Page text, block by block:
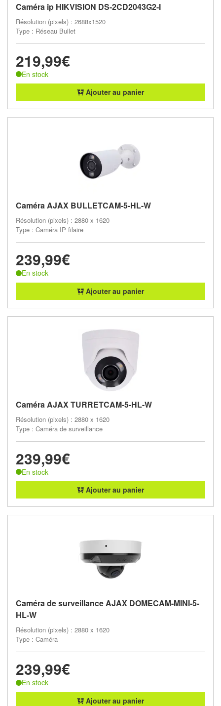
Caméra ip HIKVISION DS-2CD2043G2-I
Résolution (pixels) : 2688x1520
Type : Réseau Bullet
219,99€
En stock
Ajouter au panier
Caméra AJAX BULLETCAM-5-HL-W
Résolution (pixels) : 2880 x 1620
Type : Caméra IP filaire
239,99€
En stock
Ajouter au panier
Caméra AJAX TURRETCAM-5-HL-W
Résolution (pixels) : 2880 x 1620
Type : Caméra de surveillance
239,99€
En stock
Ajouter au panier
Caméra de surveillance AJAX DOMECAM-MINI-5-
HL-W
Résolution (pixels) : 2880 x 1620
Type : Caméra
239,99€
En stock
Ajouter au panier